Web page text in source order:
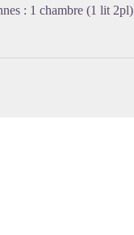
: 1 chambre (1 lit 2pl)